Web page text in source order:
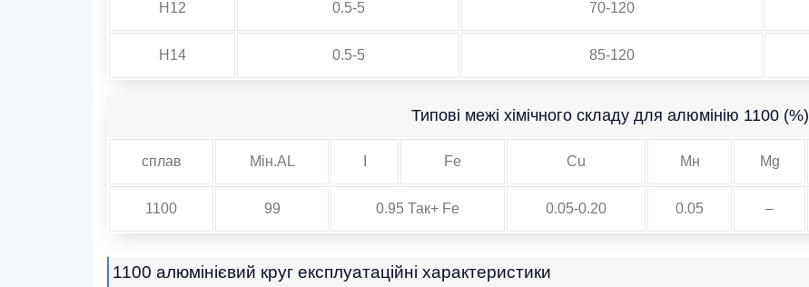
H12 0.5-5 70-120
H14 0.5-5 85-120
Типові межі хімічного складу для алюмінію 1100 (%)
сплав Мін.AL Fe Cu Мн Mg
1100 99 0.95 Так+ Fe 0.05-0.20 0.05 –
1100 алюмінієвий круг експлуатаційні характеристики